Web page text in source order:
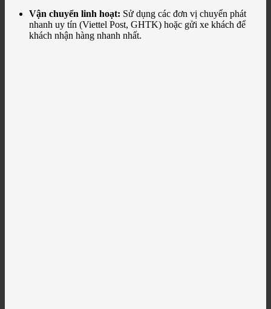
Vận chuyển linh hoạt: Sử dụng các đơn vị chuyển phát
nhanh uy tín (Viettel Post, GHTK) hoặc gửi xe khách để
khách nhận hàng nhanh nhất.